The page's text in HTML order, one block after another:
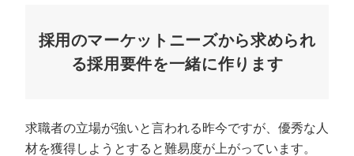
採用のマーケットニーズから求められ
る採用要件を一緒に作ります
求職者の立場が強いと言われる昨今ですが、優秀な人
材を獲得しようとすると難易度が上がっています。